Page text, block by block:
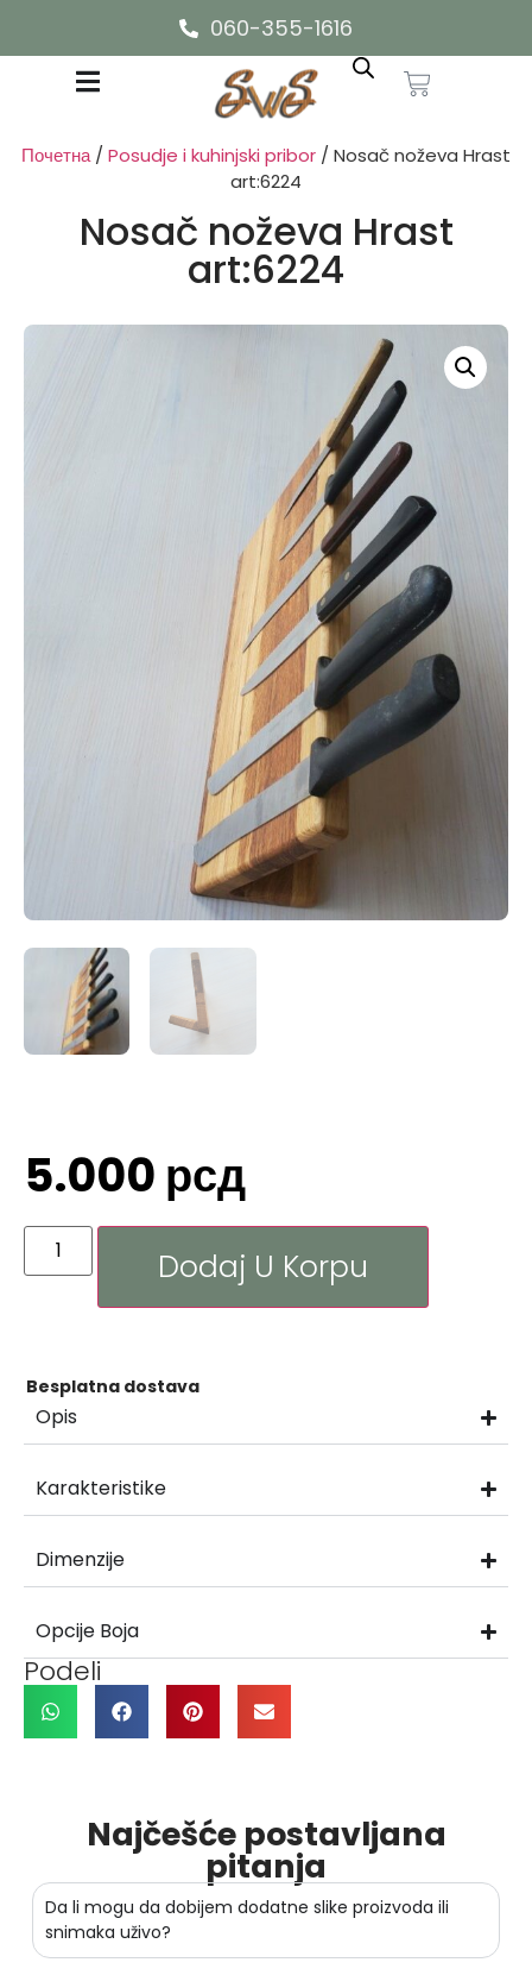
060-355-1616
Почетна/Posudje i kuhinjski pribor / Nosač noževa Hrast
art:6224
Nosač noževa Hrast
art:6224
5.000 рсд
Dodaj U Korpu
Besplatna dostava
Opis
Karakteristike
Dimenzije
Opcije Boja
Podeli
Najčešće postavljana
pitanja
Da li mogu da dobijem dodatne slike proizvoda ili
snimaka uživo?